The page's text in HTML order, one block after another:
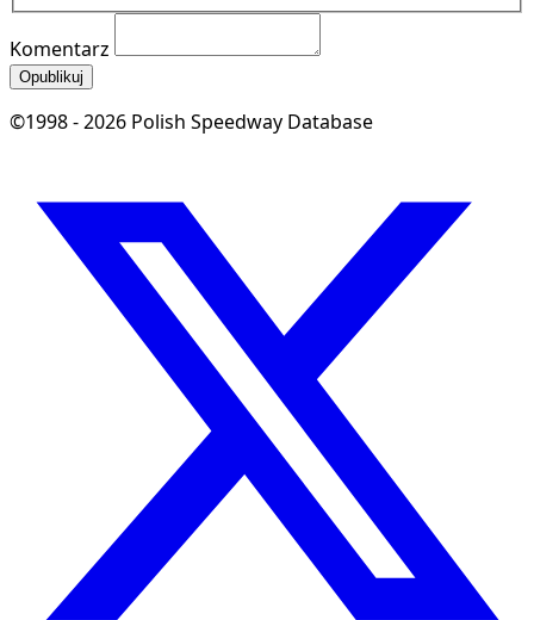
Komentarz
Opublikuj
©1998 - 2026 Polish Speedway Database